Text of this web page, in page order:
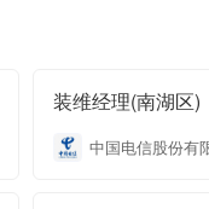
装维经理(南湖区)